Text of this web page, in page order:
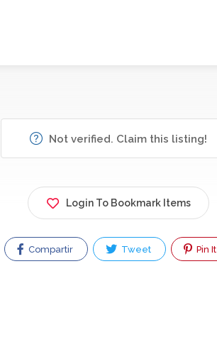
Not verified. Claim this listing!
Login To Bookmark Items
Compartir Tweet Pin It